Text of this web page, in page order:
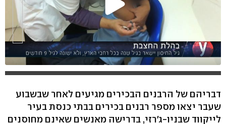
דבריהם של הרבנים הבכירים מגיעים לאחר שבשבוע
שעבר יצאו מספר רבנים בכירים בבתי כנסת בעיר
לייקווד שבניו-ג'רזי, בדרישה מאנשים שאינם מחוסנים